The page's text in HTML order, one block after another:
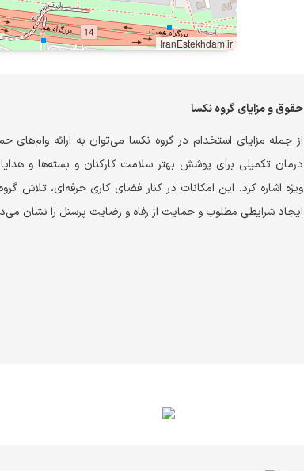
IranEstekhdam.ir
حقوق و مزایای گروه نکسا
از جمله مزایای استخدام در گروه نکسا می‌توان به ارائه وام‌های
درمان تکمیلی برای پوشش بهتر سلامت کارکنان و بسته‌ها و
ویژه اشاره کرد. این امکانات در کنار فضای کاری حرفه‌ای، تلاش
ایجاد شرایطی مطلوب و حمایت از رفاه و رضایت پرسنل را نشان